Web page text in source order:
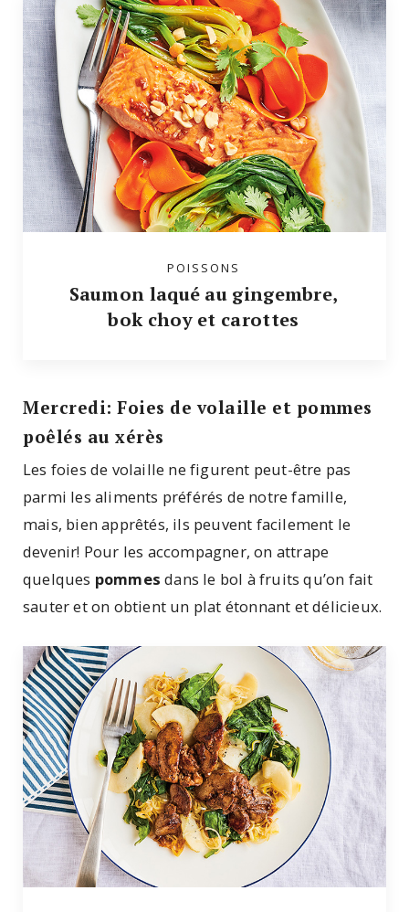
POISSONS
Saumon laqué au gingembre,
bok choy et carottes
Mercredi: Foies de volaille et pommes
poêlés au xérès
Les foies de volaille ne figurent peut-être pas
parmi les aliments préférés de notre famille,
mais, bien apprêtés, ils peuvent facilement le
devenir! Pour les accompagner, on attrape
quelques pommes dans le bol à fruits qu’on fait
sauter et on obtient un plat étonnant et délicieux.